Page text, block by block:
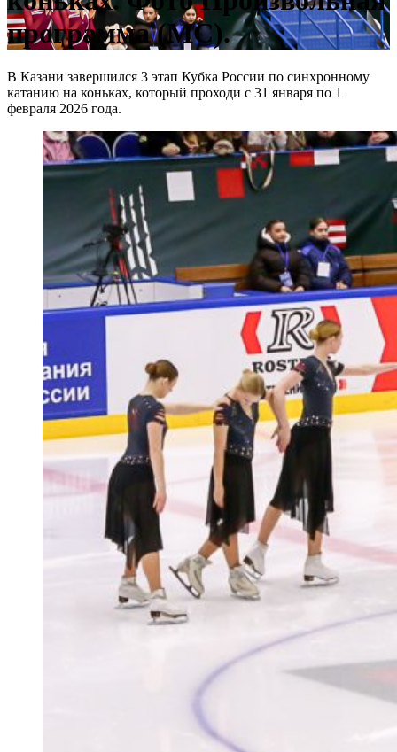
программа (МС).
В Казани завершился 3 этап Кубка России по синхронному
катанию на коньках, который проходи с 31 января по 1
февраля 2026 года.